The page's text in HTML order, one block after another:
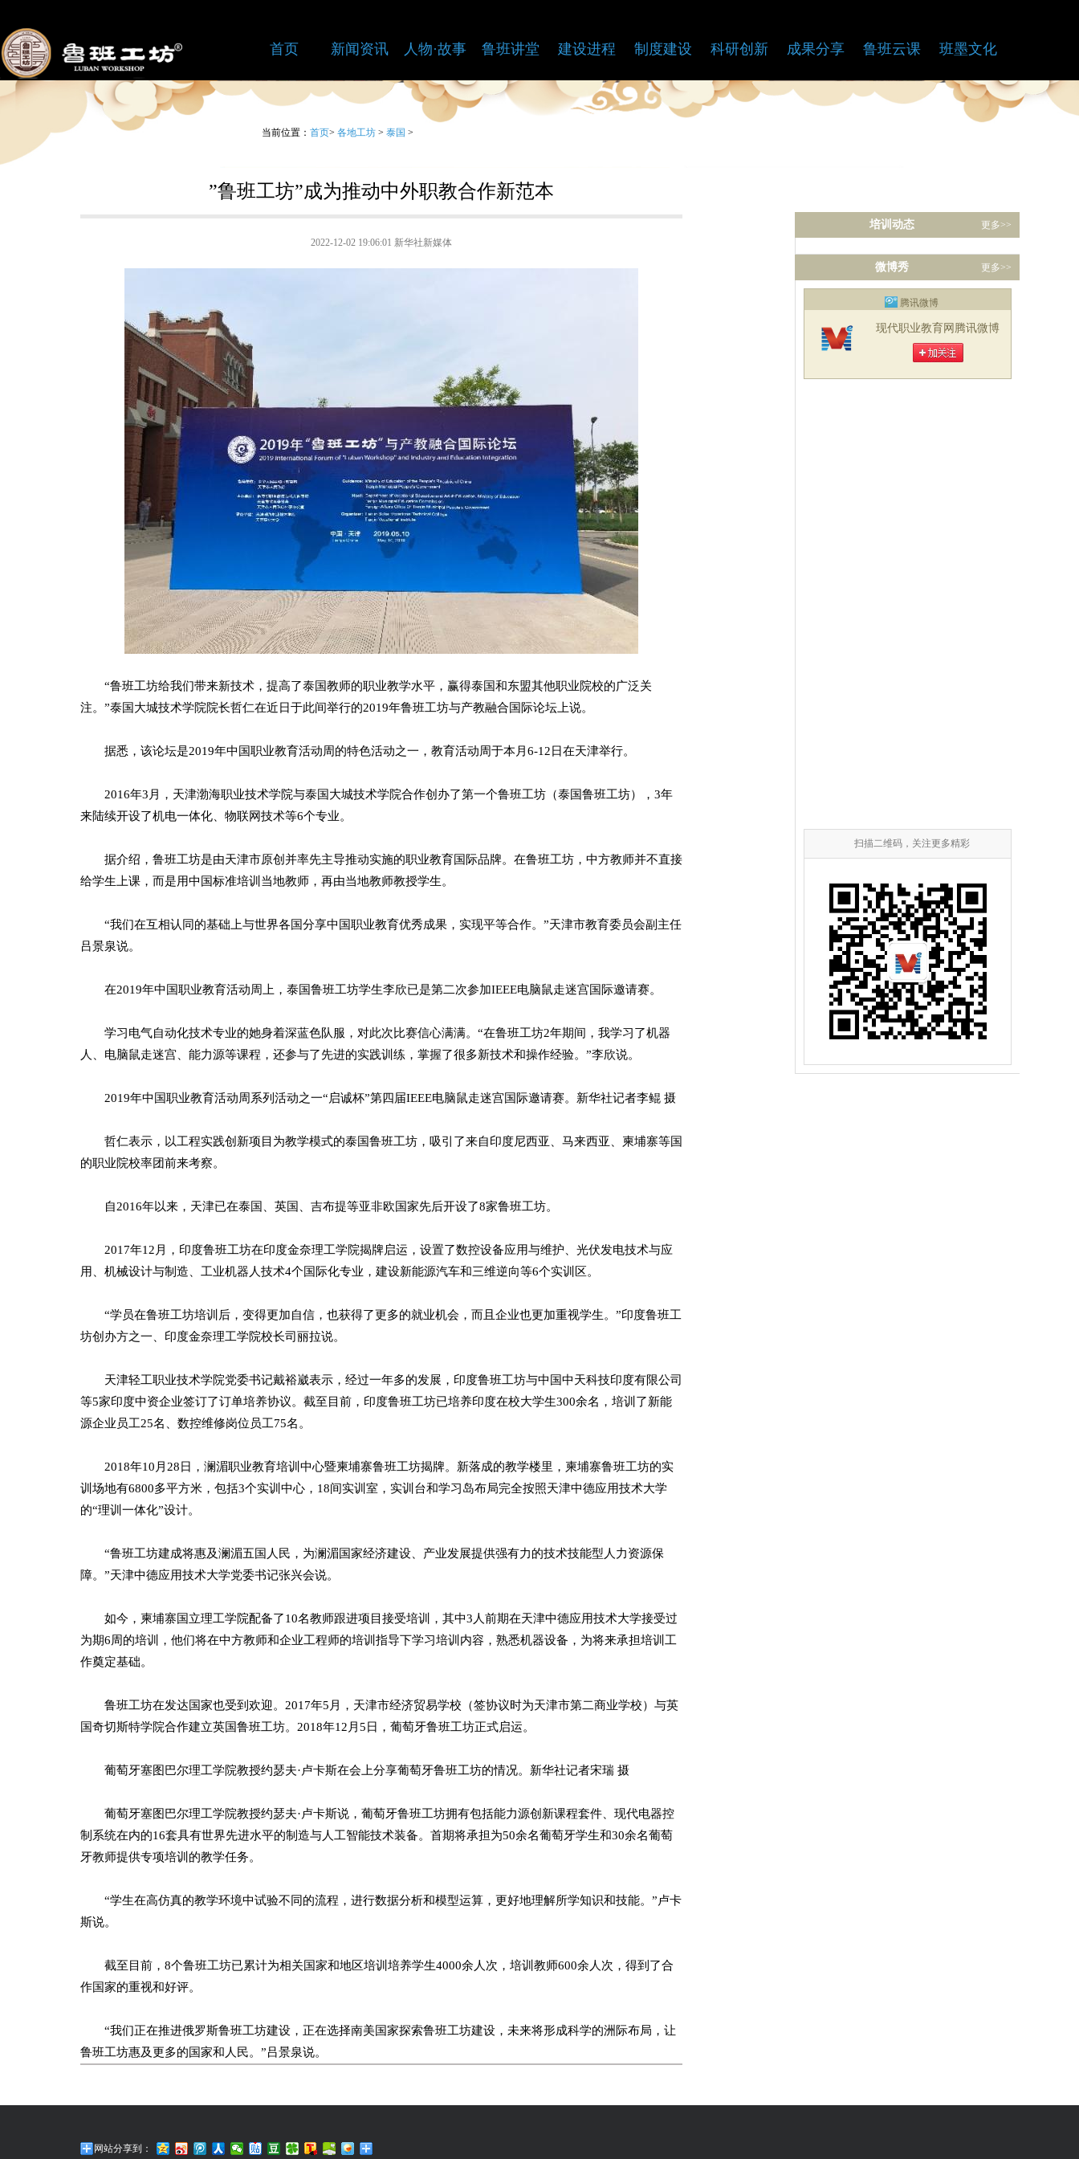
首页 新闻资讯 人物·故事 鲁班讲堂 建设进程 制度建设 科研创新 成果分享 鲁班云课 班墨文化
当前位置： 首页> 各地工坊> 泰国 >
”鲁班工坊”成为推动中外职教合作新范本
2022-12-02 19:06:01 新华社新媒体
“鲁班工坊给我们带来新技术，提高了泰国教师的职业教学水平，赢得泰国和东盟其他职业院校的广泛关
注。”泰国大城技术学院院长哲仁在近日于此间举行的2019年鲁班工坊与产教融合国际论坛上说。
据悉，该论坛是2019年中国职业教育活动周的特色活动之一，教育活动周于本月6-12日在天津举行。
2016年3月，天津渤海职业技术学院与泰国大城技术学院合作创办了第一个鲁班工坊（泰国鲁班工坊），3年
来陆续开设了机电一体化、物联网技术等6个专业。
据介绍，鲁班工坊是由天津市原创并率先主导推动实施的职业教育国际品牌。在鲁班工坊，中方教师并不直接
给学生上课，而是用中国标准培训当地教师，再由当地教师教授学生。
“我们在互相认同的基础上与世界各国分享中国职业教育优秀成果，实现平等合作。”天津市教育委员会副主任
吕景泉说。
在2019年中国职业教育活动周上，泰国鲁班工坊学生李欣已是第二次参加IEEE电脑鼠走迷宫国际邀请赛。
学习电气自动化技术专业的她身着深蓝色队服，对此次比赛信心满满。“在鲁班工坊2年期间，我学习了机器
人、电脑鼠走迷宫、能力源等课程，还参与了先进的实践训练，掌握了很多新技术和操作经验。”李欣说。
2019年中国职业教育活动周系列活动之一“启诚杯”第四届IEEE电脑鼠走迷宫国际邀请赛。新华社记者李鲲 摄
哲仁表示，以工程实践创新项目为教学模式的泰国鲁班工坊，吸引了来自印度尼西亚、马来西亚、柬埔寨等国
的职业院校率团前来考察。
自2016年以来，天津已在泰国、英国、吉布提等亚非欧国家先后开设了8家鲁班工坊。
2017年12月，印度鲁班工坊在印度金奈理工学院揭牌启运，设置了数控设备应用与维护、光伏发电技术与应
用、机械设计与制造、工业机器人技术4个国际化专业，建设新能源汽车和三维逆向等6个实训区。
“学员在鲁班工坊培训后，变得更加自信，也获得了更多的就业机会，而且企业也更加重视学生。”印度鲁班工
坊创办方之一、印度金奈理工学院校长司丽拉说。
天津轻工职业技术学院党委书记戴裕崴表示，经过一年多的发展，印度鲁班工坊与中国中天科技印度有限公司
等5家印度中资企业签订了订单培养协议。截至目前，印度鲁班工坊已培养印度在校大学生300余名，培训了新能
源企业员工25名、数控维修岗位员工75名。
2018年10月28日，澜湄职业教育培训中心暨柬埔寨鲁班工坊揭牌。新落成的教学楼里，柬埔寨鲁班工坊的实
训场地有6800多平方米，包括3个实训中心，18间实训室，实训台和学习岛布局完全按照天津中德应用技术大学
的“理训一体化”设计。
“鲁班工坊建成将惠及澜湄五国人民，为澜湄国家经济建设、产业发展提供强有力的技术技能型人力资源保
障。”天津中德应用技术大学党委书记张兴会说。
如今，柬埔寨国立理工学院配备了10名教师跟进项目接受培训，其中3人前期在天津中德应用技术大学接受过
为期6周的培训，他们将在中方教师和企业工程师的培训指导下学习培训内容，熟悉机器设备，为将来承担培训工
作奠定基础。
鲁班工坊在发达国家也受到欢迎。2017年5月，天津市经济贸易学校（签协议时为天津市第二商业学校）与英
国奇切斯特学院合作建立英国鲁班工坊。2018年12月5日，葡萄牙鲁班工坊正式启运。
葡萄牙塞图巴尔理工学院教授约瑟夫·卢卡斯在会上分享葡萄牙鲁班工坊的情况。新华社记者宋瑞 摄
葡萄牙塞图巴尔理工学院教授约瑟夫·卢卡斯说，葡萄牙鲁班工坊拥有包括能力源创新课程套件、现代电器控
制系统在内的16套具有世界先进水平的制造与人工智能技术装备。首期将承担为50余名葡萄牙学生和30余名葡萄
牙教师提供专项培训的教学任务。
“学生在高仿真的教学环境中试验不同的流程，进行数据分析和模型运算，更好地理解所学知识和技能。”卢卡
斯说。
截至目前，8个鲁班工坊已累计为相关国家和地区培训培养学生4000余人次，培训教师600余人次，得到了合
作国家的重视和好评。
“我们正在推进俄罗斯鲁班工坊建设，正在选择南美国家探索鲁班工坊建设，未来将形成科学的洲际布局，让
鲁班工坊惠及更多的国家和人民。”吕景泉说。
更多>>
培训动态
更多>>
微博秀
腾讯微博
现代职业教育网腾讯微博
扫描二维码，关注更多精彩
网站分享到：